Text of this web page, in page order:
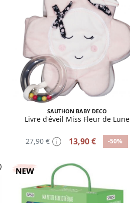
SAUTHON BABY DECO
Livre d'éveil Miss Fleur de Lune
27,90 € 13,90 € -50%